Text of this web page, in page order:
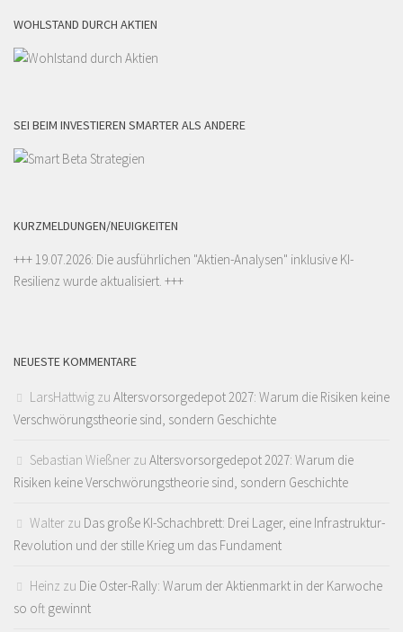
WOHLSTAND DURCH AKTIEN
SEI BEIM INVESTIEREN SMARTER ALS ANDERE
KURZMELDUNGEN/NEUIGKEITEN
+++ 19.07.2026: Die ausführlichen "Aktien-Analysen" inklusive KI-
Resilienz wurde aktualisiert. +++
NEUESTE KOMMENTARE
LarsHattwig zu Altersvorsorgedepot 2027: Warum die Risiken keine
Verschwörungstheorie sind, sondern Geschichte
Sebastian Wießner zu Altersvorsorgedepot 2027: Warum die
Risiken keine Verschwörungstheorie sind, sondern Geschichte
Walter zu Das große KI-Schachbrett: Drei Lager, eine Infrastruktur-
Revolution und der stille Krieg um das Fundament
Heinz zu Die Oster-Rally: Warum der Aktienmarkt in der Karwoche
so oft gewinnt